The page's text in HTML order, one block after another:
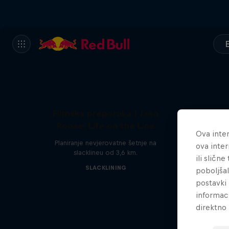
Planiranje nevjerovatne šetnje na
slacklineu od 3,6 km.
SLACKLINING
Ova
ova
ili slične
postavki
direktno